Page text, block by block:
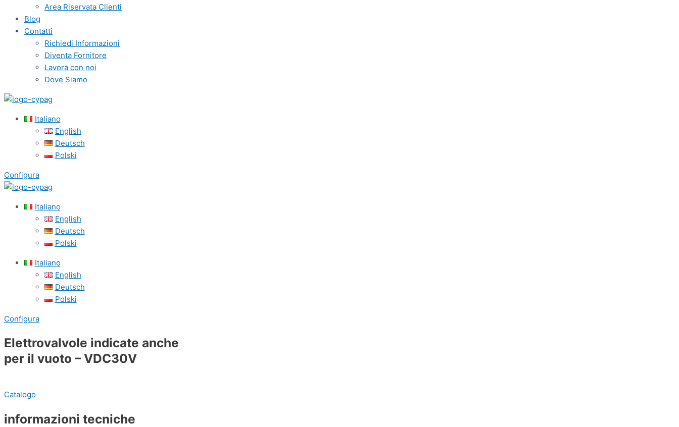
Area Riservata Clienti
Blog
Contatti
Richiedi Informazioni
Diventa Fornitore
Lavora con noi
Dove Siamo
Italiano
English
Deutsch
Polski
Configura
Italiano
English
Deutsch
Polski
Italiano
English
Deutsch
Polski
Configura
Elettrovalvole indicate anche
per il vuoto – VDC30V
Catalogo
informazioni tecniche